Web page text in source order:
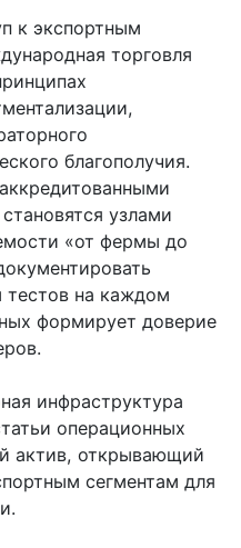
к экспортным
торговля
благополучия.
узлами
«от фермы до
тестов на каждом
формирует доверие
инфраструктура
операционных
актив, открывающий
сегментам для